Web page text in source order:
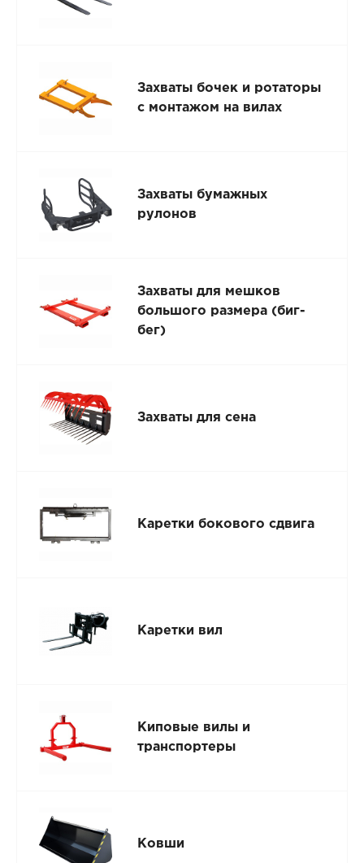
Захваты бочек и ротаторы
с монтажом на вилах
Захваты бумажных
рулонов
Захваты для мешков
большого размера (биг-
бег)
Захваты для сена
Каретки бокового сдвига
Каретки вил
Киповые вилы и
транспортеры
Ковши